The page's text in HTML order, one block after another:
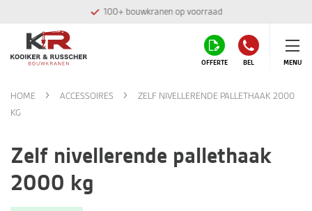
100+ bouwkranen op voorraad
OFFERTE BEL MENU
HOME ACCESSOIRES
ZELF NIVELLERENDE PALLETHAAK 2000
KG
Zelf nivellerende pallethaak
2000 kg